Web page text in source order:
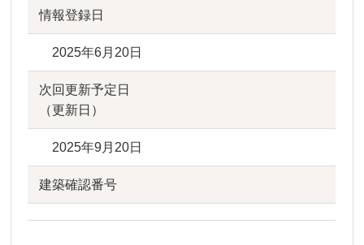
情報登録日
2025年6月20日
次回更新予定日
（更新日）
2025年9月20日
建築確認番号